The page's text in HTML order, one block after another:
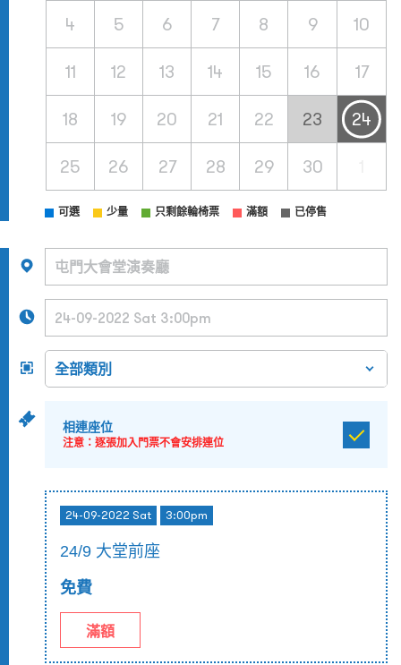
4 5 6 7 8 9 10
11 12 13 14 15 16 17
18 19 20 21 22 23 24
25 26 27 28 29 30
可選 少量 只剩餘輪椅票 滿額 已停售
相連座位
注意：逐張加入門票不會安排連位
24-09-2022 Sat 3:00pm
24/9 大堂前座
免費
滿額